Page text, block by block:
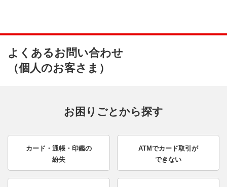
よくあるお問い合わせ
（個人のお客さま）
お困りごとから探す
カード・通帳・印鑑の
紛失
ATMでカード取引が
できない